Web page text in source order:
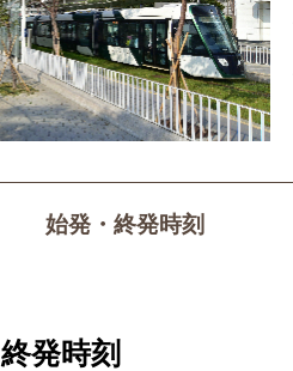
始発・終発時刻
発時刻